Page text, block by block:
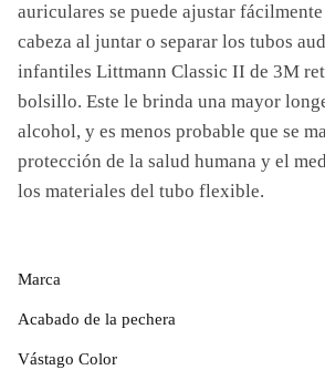
auriculares se puede ajustar
cabeza al juntar o separar los tubos
infantiles Littmann Classic II de 3M
bolsillo. Este le brinda una mayor
alcohol, y es menos probable que se
protección de la salud humana y el
los materiales del tubo flexible.
Marca
Acabado de la pechera
Vástago Color